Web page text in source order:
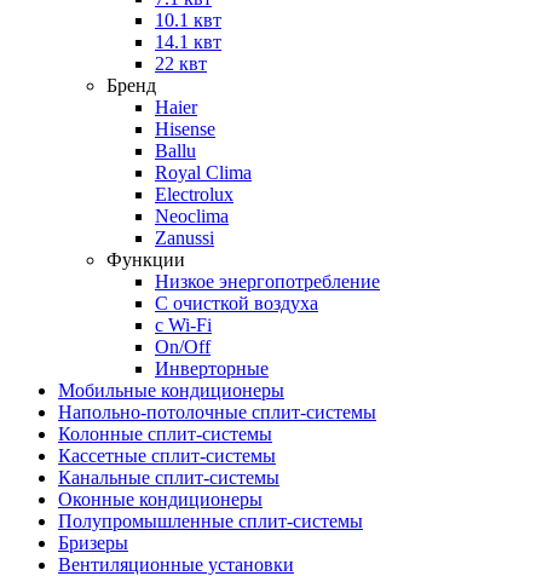
10.1 квт
14.1 квт
22 квт
Бренд
Haier
Hisense
Ballu
Royal Clima
Electrolux
Neoclima
Zanussi
Функции
Низкое энергопотребление
С очисткой воздуха
с Wi-Fi
On/Off
Инверторные
Мобильные кондиционеры
Напольно-потолоч​ные ​сплит-системы
Колонные ​​сплит-системы
Кассетные сплит-системы
Канальные сплит-системы
Оконные кондиционеры
Полупромышленные сплит-системы
Бризеры
Вентиляционные установки